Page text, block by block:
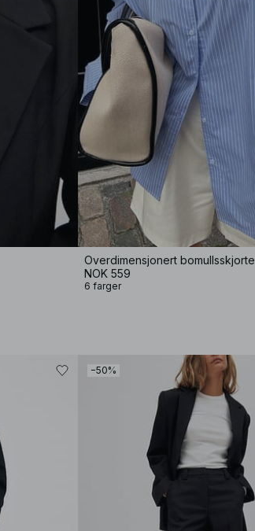
Overdimensjonert bomullsskjorte
NOK 559
6 farger
−50%